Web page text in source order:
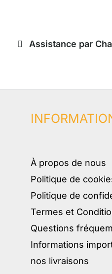
Assistance par
À propos de nous
Politique de
Politique de
Termes et
Questions
Informations
nos livraisons​